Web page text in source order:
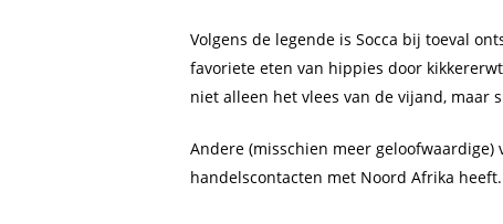
Volgens de legende is Socca bij toeval
favoriete eten van hippies door
niet alleen het vlees van de vijand, maar
Andere (misschien meer
handelscontacten met Noord Afrika heeft.